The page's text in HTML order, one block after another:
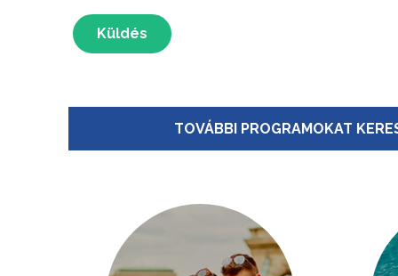
Küldés
TOVÁBBI PROGRAMOKAT